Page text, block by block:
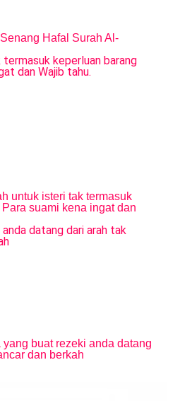
Hafal Surah Al-
untuk isteri tak termasuk
suami kena ingat dan
yang buat rezeki anda datang
dan berkah